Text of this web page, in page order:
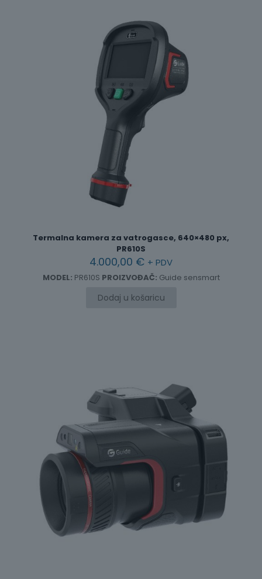
Termalna kamera za vatrogasce, 640×480 px,
PR610S
4.000,00 € + PDV
MODEL: PR610S PROIZVOĐAČ: Guide sensmart
Dodaj u košaricu